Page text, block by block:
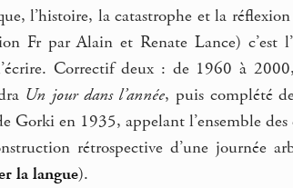
l’histoire, la catastrophe et la
Fr par Alain et Renate Lance)
Correctif deux : de 1960 à
Un jour dans l’année, puis complété
Gorki en 1935, appelant l’ensemble
rétrospective d’une journée
la langue).